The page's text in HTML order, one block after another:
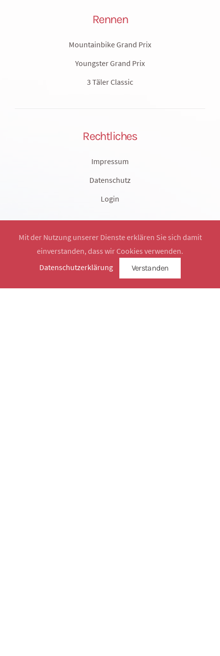
Rennen
Mountainbike Grand Prix
Youngster Grand Prix
3 Täler Classic
Rechtliches
Impressum
Datenschutz
Login
Mit der Nutzung unserer Dienste erklären Sie sich damit
einverstanden, dass wir Cookies verwenden.
Datenschutzerklärung
Verstanden